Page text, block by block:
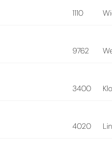
1110
9762
3400
4020